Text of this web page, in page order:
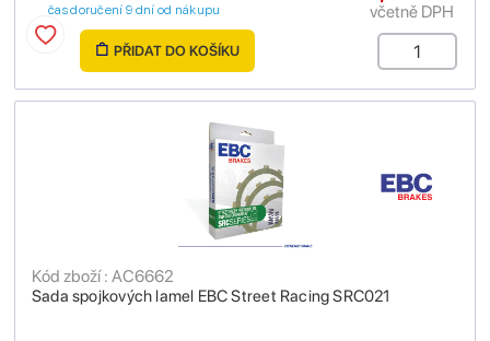
čas doručení 9 dní od nákupu včetně DPH
PŘIDAT DO KOŠÍKU
Sada spojkových lamel EBC Street Racing SRC021
Kód zboží : AC6662